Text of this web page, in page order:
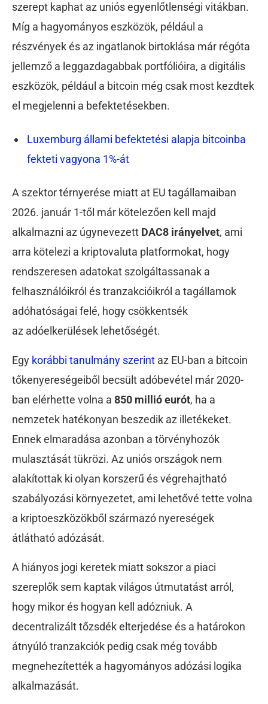
szerept kaphat az uniós egyenlőtlenségi vitákban.
Míg a hagyományos eszközök, például a
részvények és az ingatlanok birtoklása már régóta
jellemző a leggazdagabbak portfólióira, a digitális
eszközök, például a bitcoin még csak most kezdtek
el megjelenni a befektetésekben.
Luxemburg állami befektetési alapja bitcoinba
fekteti vagyona 1%-át
A szektor térnyerése miatt at EU tagállamaiban
2026. január 1-től már kötelezően kell majd
alkalmazni az úgynevezett DAC8 irányelvet, ami
arra kötelezi a kriptovaluta platformokat, hogy
rendszeresen adatokat szolgáltassanak a
felhasználóikról és tranzakcióikról a tagállamok
adóhatóságai felé, hogy csökkentsék
az adóelkerülések lehetőségét.
Egy korábbi tanulmány szerint az EU-ban a bitcoin
tőkenyereségeiből becsült adóbevétel már 2020-
ban elérhette volna a 850 millió eurót, ha a
nemzetek hatékonyan beszedik az illetékeket.
Ennek elmaradása azonban a törvényhozók
mulasztását tükrözi. Az uniós országok nem
alakítottak ki olyan korszerű és végrehajtható
szabályozási környezetet, ami lehetővé tette volna
a kriptoeszközökből származó nyereségek
átlátható adózását.
A hiányos jogi keretek miatt sokszor a piaci
szereplők sem kaptak világos útmutatást arról,
hogy mikor és hogyan kell adózniuk. A
decentralizált tőzsdék elterjedése és a határokon
átnyúló tranzakciók pedig csak még tovább
megnehezítették a hagyományos adózási logika
alkalmazását.